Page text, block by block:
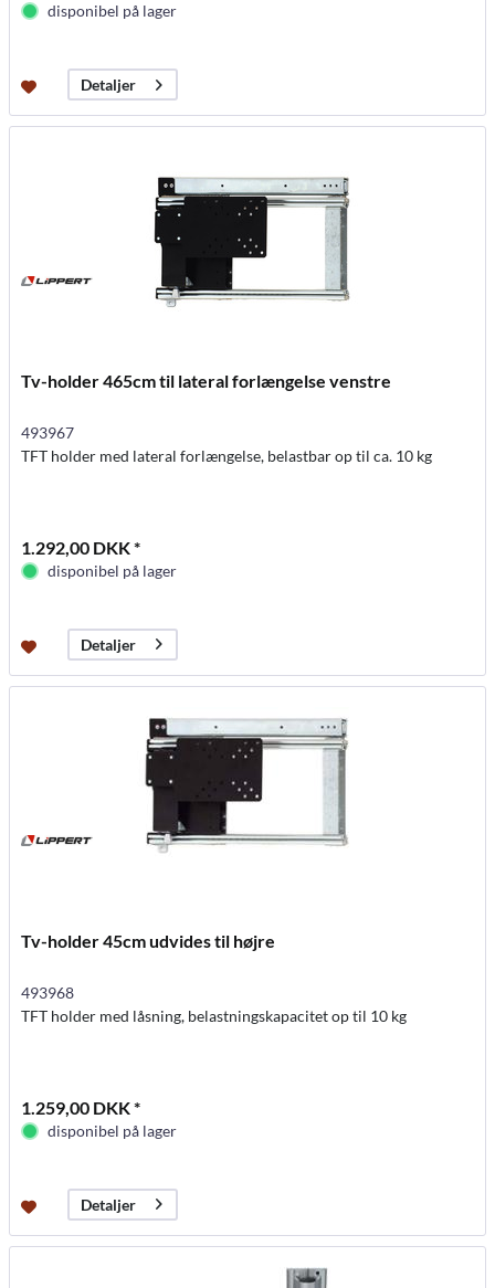
disponibel på lager
Detaljer
Tv-holder 465cm til lateral forlængelse venstre
493967
TFT holder med lateral forlængelse, belastbar op til ca. 10 kg
1.292,00 DKK *
disponibel på lager
Detaljer
Tv-holder 45cm udvides til højre
493968
TFT holder med låsning, belastningskapacitet op til 10 kg
1.259,00 DKK *
disponibel på lager
Detaljer